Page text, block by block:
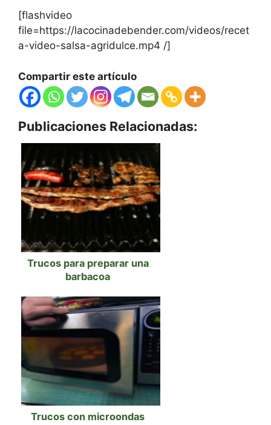
[flashvideo
file=https://lacocinadebender.com/videos/recet
a-video-salsa-agridulce.mp4 /]
Compartir este artículo
Publicaciones Relacionadas:
Trucos para preparar una
barbacoa
Trucos con microondas